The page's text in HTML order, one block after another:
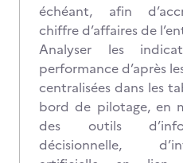
échéant, afin
chiffre d’affaires de
Analyser les
performance d’après
centralisées dans les
bord de pilotage, en
des outils
décisionnelle,